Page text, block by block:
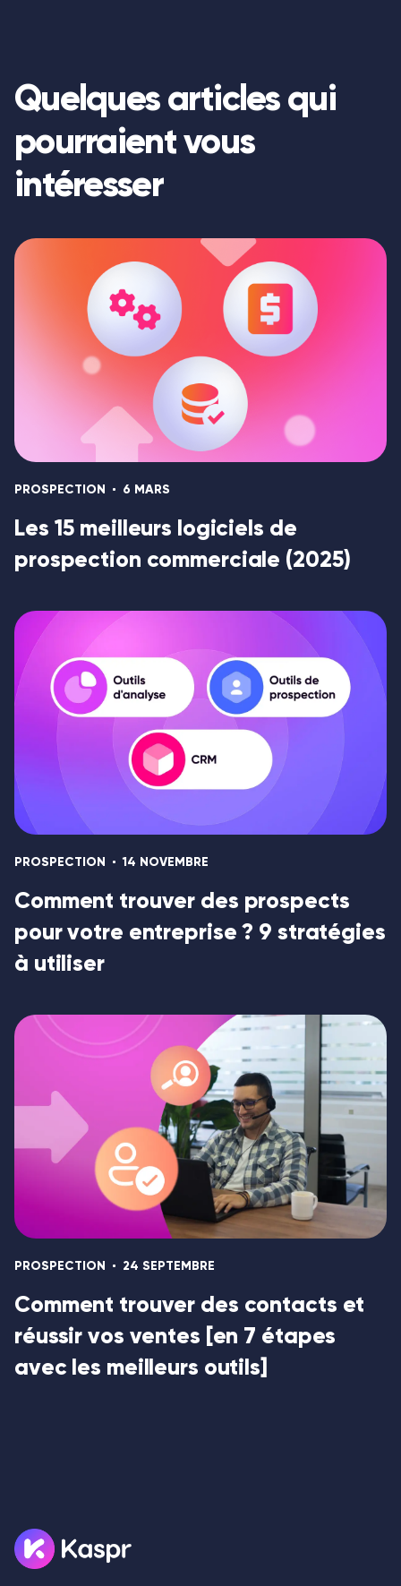
Quelques articles qui
pourraient vous
intéresser
PROSPECTION 6 MARS
Les 15 meilleurs logiciels de
prospection commerciale (2025)
PROSPECTION 14 NOVEMBRE
Comment trouver des prospects
pour votre entreprise ? 9 stratégies
à utiliser
PROSPECTION 24 SEPTEMBRE
Comment trouver des contacts et
réussir vos ventes [en 7 étapes
avec les meilleurs outils]